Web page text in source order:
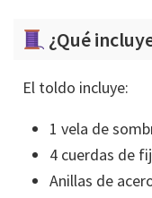
¿Qué
El toldo incluye:
1 vela de
4 cuerdas de
Anillas de